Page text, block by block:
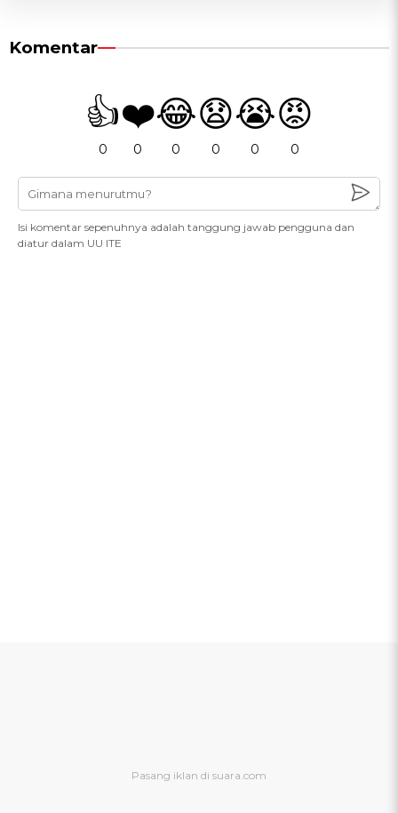
Komentar
👍
0
❤️
0
😂
0
😧
0
😭
0
😡
0
Isi komentar sepenuhnya adalah tanggung jawab pengguna dan
diatur dalam UU ITE